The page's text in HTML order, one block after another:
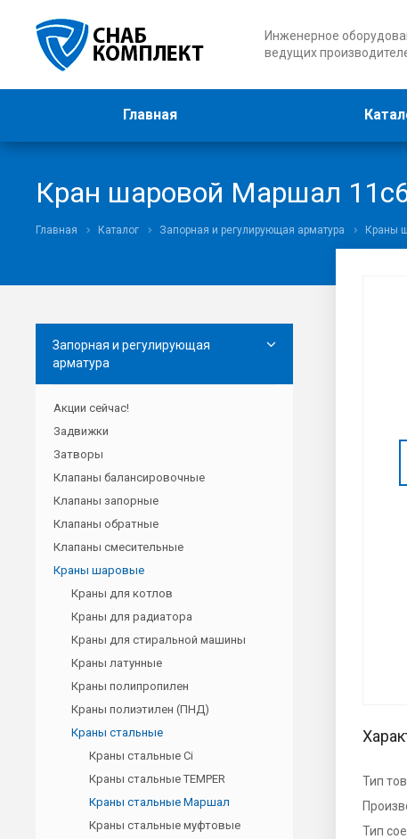
Инженерное
ведущих
Главная
Кран шаровой Маршал
Главная Каталог Запорная и регулирующая арматура Краны
Тип
Тип
Запорная и регулирующая
арматура
Акции сейчас!
Задвижки
Затворы
Клапаны балансировочные
Клапаны запорные
Клапаны обратные
Клапаны смесительные
Краны шаровые
Краны для котлов
Краны для радиатора
Краны для стиральной машины
Краны латунные
Краны полипропилен
Краны полиэтилен (ПНД)
Краны стальные
Краны стальные Ci
Краны стальные TEMPER
Краны стальные Маршал
Краны стальные муфтовые